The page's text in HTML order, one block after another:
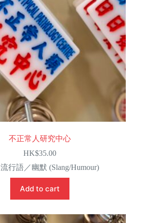
不正常人研究中心
HK$35.00
流行語／幽默 (Slang/Humour)
Add to cart